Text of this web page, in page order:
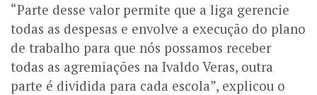
“Parte desse valor permite que a liga gerencie
todas as despesas e envolve a execução do plano
de trabalho para que nós possamos receber
todas as agremiações na Ivaldo Veras, outra
parte é dividida para cada escola”, explicou o